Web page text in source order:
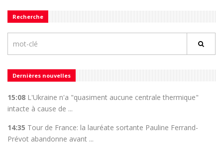
Recherche
Dernières nouvelles
15:08 L'Ukraine n'a "quasiment aucune centrale thermique"
intacte à cause de ...
14:35 Tour de France: la lauréate sortante Pauline Ferrand-
Prévot abandonne avant ...